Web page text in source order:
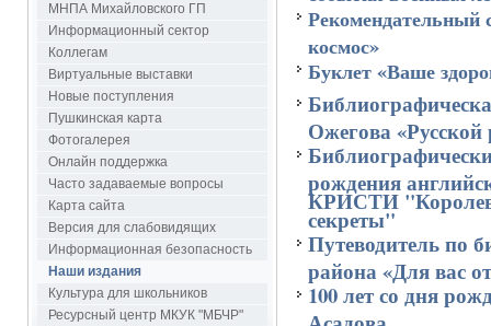
МНПА Михайловского ГП
Информационный сектор
Коллегам
Виртуальные выставки
Новые поступления
Пушкинская карта
Фотогалерея
Онлайн поддержка
Часто задаваемые вопросы
Карта сайта
Версия для слабовидящих
Информационная безопасность
Наши издания
Культура для школьников
Ресурсный центр МКУК "МБЧР"
Рекомендательный
Буклет «Ваше
Ожегова «Русской
рождения
КРИСТИ
секреты"
Путеводитель по
района «Для вас
100 лет со дня
Асадова